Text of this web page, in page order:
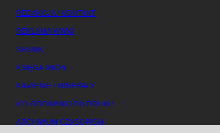
REDAKCJA / KONTAKT
REKLAMA WWW
SENNIK
KSIĘGA IMION
KAMIENIE I MINERAŁY
KOLOROWANKI DO DRUKU
ARCHIWUM CZASOPISM